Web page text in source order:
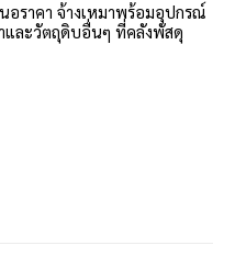
อราคา จ้างเหมาพร้อมอุปกรณ์
และวัตถุดิบอื่นๆ ที่คลังพัสดุ